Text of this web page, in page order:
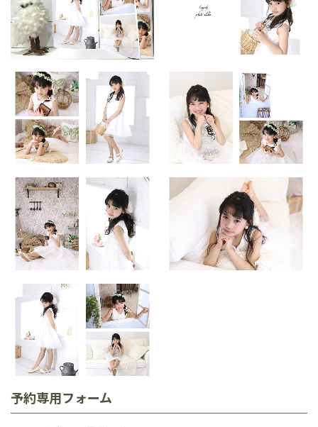
予約専用フォーム